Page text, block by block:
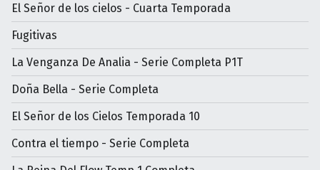
El Señor de los cielos - Cuarta Temporada
Fugitivas
La Venganza De Analia - Serie Completa P1T
Doña Bella - Serie Completa
El Señor de los Cielos Temporada 10
Contra el tiempo - Serie Completa